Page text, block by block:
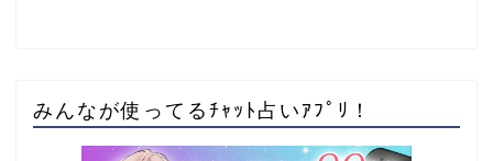
みんなが使ってるﾁｬｯﾄ占いｱﾌﾟﾘ！